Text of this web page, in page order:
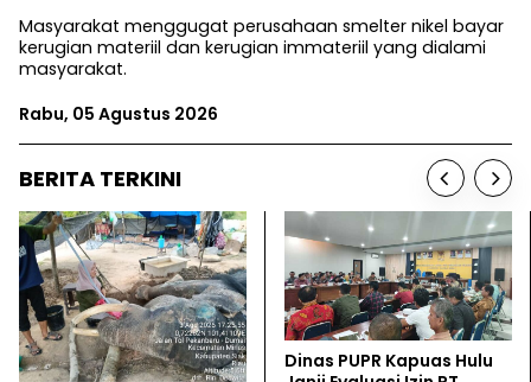
Masyarakat menggugat perusahaan smelter nikel bayar
kerugian materiil dan kerugian immateriil yang dialami
masyarakat.
Rabu, 05 Agustus 2026
BERITA TERKINI